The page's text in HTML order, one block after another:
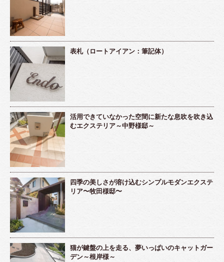
表札（ロートアイアン：筆記体）
活用できていなかった空間に新たな息吹を吹き込
むエクステリア～中野様邸～
四季の美しさが溶け込むシンプルモダンエクステ
リア〜牧田様邸〜
猫が鍵盤の上を走る、夢いっぱいのキャットガー
デン～根岸様～